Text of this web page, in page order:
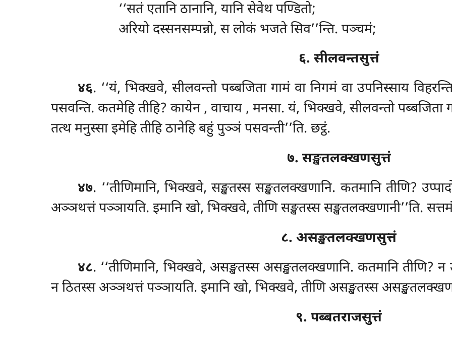
‘‘सतं एतानि ठानानि, यानि सेवेथ पण्डितो;
अरियो दस्सनसम्पन्नो, स लोकं भजते सिव’’न्ति. पञ्चमं;
६. सीलवन्तसुत्तं
४६. ‘‘यं, भिक्खवे, सीलवन्तो पब्बजिता गामं वा निगमं वा उपनिस्साय
पसवन्ति. कतमेहि तीहि? कायेन , वाचाय , मनसा. यं, भिक्खवे, सीलवन्तो पब्बजिता
तत्थ मनुस्सा इमेहि तीहि ठानेहि बहुं पुञ्ञं पसवन्ती’’ति. छट्ठं.
७. सङ्खतलक्खणसुत्तं
४७. ‘‘तीणिमानि, भिक्खवे, सङ्खतस्स सङ्खतलक्खणानि. कतमानि तीणि?
अञ्ञथत्तं पञ्ञायति. इमानि खो, भिक्खवे, तीणि सङ्खतस्स सङ्खतलक्खणानी’’ति.
८. असङ्खतलक्खणसुत्तं
४८. ‘‘तीणिमानि, भिक्खवे, असङ्खतस्स असङ्खतलक्खणानि. कतमानि तीणि? न
न ठितस्स अञ्ञथत्तं पञ्ञायति. इमानि खो, भिक्खवे, तीणि असङ्खतस्स
९. पब्बतराजसुत्तं